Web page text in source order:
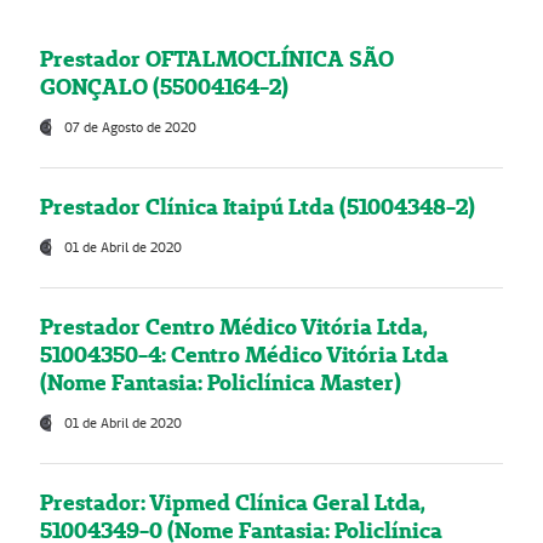
Prestador OFTALMOCLÍNICA SÃO
GONÇALO (55004164-2)
07 de Agosto de 2020
Prestador Clínica Itaipú Ltda (51004348-2)
01 de Abril de 2020
Prestador Centro Médico Vitória Ltda,
51004350-4: Centro Médico Vitória Ltda
(Nome Fantasia: Policlínica Master)
01 de Abril de 2020
Prestador: Vipmed Clínica Geral Ltda,
51004349-0 (Nome Fantasia: Policlínica